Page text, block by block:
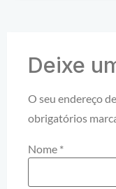
Deixe
O seu endereço
obrigatórios
Nome *